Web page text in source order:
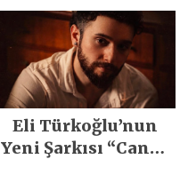
Eli Türkoğlu’nun
Yeni Şarkısı “Canın